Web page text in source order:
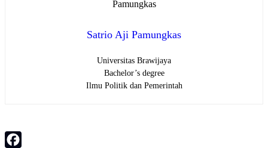
Satrio Aji Pamungkas
Universitas Brawijaya
Bachelor’s degree
Ilmu Politik dan Pemerintah